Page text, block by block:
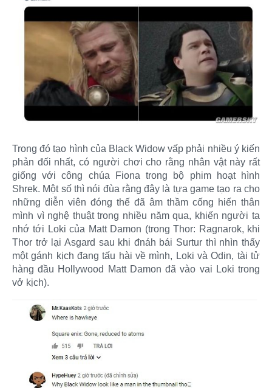
Trong đó tạo hình của Black Widow vấp phải nhiều ý kiến
phản đối nhất, có người chơi cho rằng nhân vật này rất
giống với công chúa Fiona trong bộ phim hoạt hình
Shrek. Một số thì nói đùa rằng đây là tựa game tạo ra cho
những diễn viên đóng thế đã âm thầm cống hiến thân
mình vì nghệ thuật trong nhiều năm qua, khiến người ta
nhớ tới Loki của Matt Damon (trong Thor: Ragnarok, khi
Thor trở lại Asgard sau khi đnáh bái Surtur thì nhìn thấy
một gánh kịch đang tấu hài về mình, Loki và Odin, tài tử
hàng đầu Hollywood Matt Damon đã vào vai Loki trong
vở kịch).​